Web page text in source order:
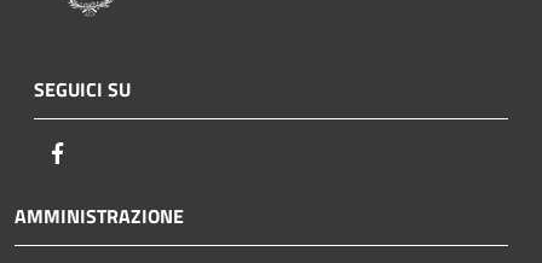
SEGUICI SU
AMMINISTRAZIONE